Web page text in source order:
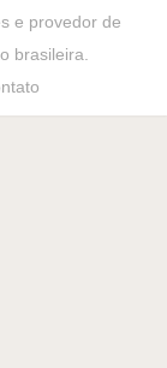
e provedor de
brasileira.